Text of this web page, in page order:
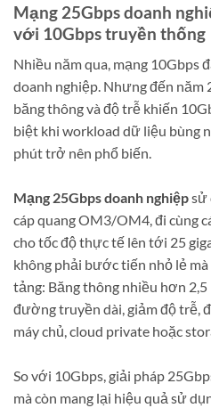
Mạng 25Gbps doanh
với 10Gbps truyền thống
Nhiều năm qua, mạng 10Gbps
doanh nghiệp. Nhưng đến năm
băng thông và độ trễ khiến
biệt khi workload dữ liệu bùng
phút trở nên phổ biến.
Mạng 25Gbps doanh nghiệpsử
cáp quang OM3/OM4, đi cùng
cho tốc độ thực tế lên tới 25
không phải bước tiến nhỏ lẻ
tảng: Băng thông nhiều hơn
đường truyền dài, giảm độ trễ,
máy chủ, cloud private hoặc
So với 10Gbps, giải pháp
mà còn mang lại hiệu quả sử